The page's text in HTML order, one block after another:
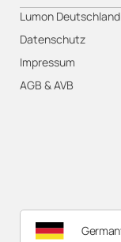
Lumon
Datenschutz
Impressum
AGB & AVB